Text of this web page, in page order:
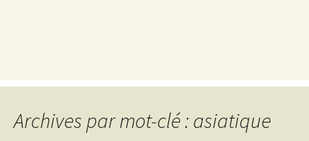
Archives par mot-clé : asiatique